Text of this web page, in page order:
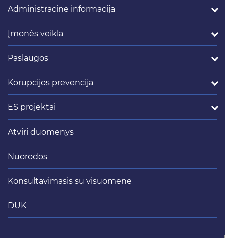
Administracinė informacija
Įmonės veikla
Paslaugos
Korupcijos prevencija
ES projektai
Atviri duomenys
Nuorodos
Konsultavimasis su visuomene
DUK